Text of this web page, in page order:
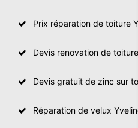
Prix réparation de toiture
Devis renovation de
Devis gratuit de zinc sur
Réparation de velux